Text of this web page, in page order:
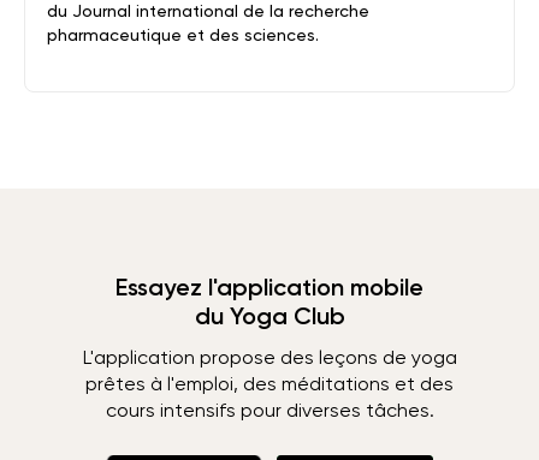
du Journal international de la recherche
pharmaceutique et des sciences.
Essayez l'application mobile
du Yoga Club
L'application propose des leçons de yoga
prêtes à l'emploi, des méditations et des
cours intensifs pour diverses tâches.